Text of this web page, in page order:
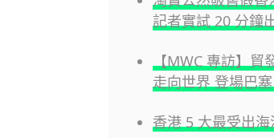
記者實試 20 分鐘
【MWC 專訪】貿
走向世界 登場巴
香港 5 大最受出